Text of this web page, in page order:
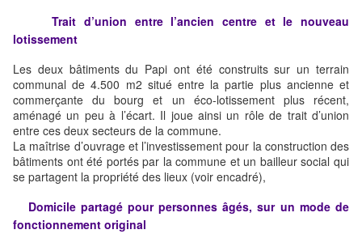
Trait d’union entre l’ancien centre et le nouveau
lotissement
Les deux bâtiments du Papi ont été construits sur un terrain
communal de 4.500 m2 situé entre la partie plus ancienne et
commerçante du bourg et un éco-lotissement plus récent,
aménagé un peu à l’écart. Il joue ainsi un rôle de trait d’union
entre ces deux secteurs de la commune.
La maîtrise d’ouvrage et l’investissement pour la construction des
bâtiments ont été portés par la commune et un bailleur social qui
se partagent la propriété des lieux (voir encadré),
Domicile partagé pour personnes âgés, sur un mode de
fonctionnement original